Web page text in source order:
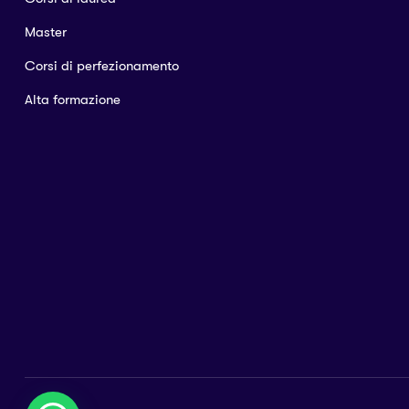
Master
Corsi di perfezionamento
Alta formazione